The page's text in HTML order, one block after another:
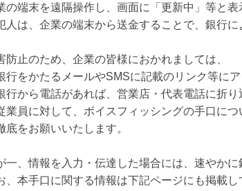
の端末を遠隔操作し、画面に「更新中」等と表
人は、企業の端末から送金することで、銀行に
防止のため、企業の皆様におかれましては、
行をかたるメールやSMSに記載のリンク等に
行から電話があれば、営業店・代表電話に折
業員に対して、ボイスフィッシングの手口に
底をお願いいたします。
一、情報を入力・伝達した場合には、速やかに
、本手口に関する情報は下記ページにも掲載